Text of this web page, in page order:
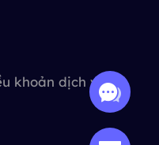
khoản dịch vụ